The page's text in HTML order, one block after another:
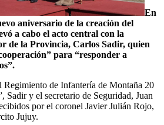
En
aniversario de la creación del
a cabo el acto central con la
de la Provincia, Carlos Sadir, quien
para “responder a
de Infantería de Montaña 20
Sadir y el secretario de Seguridad, Juan
por el coronel Javier Julián Rojo,
Jujuy.